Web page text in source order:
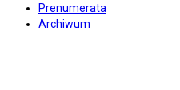
Prenumerata
Archiwum